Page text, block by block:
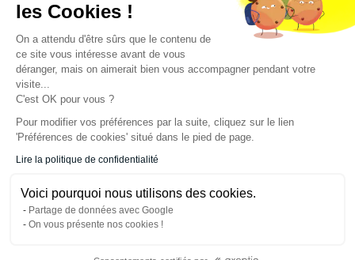
les Cookies !
On a attendu d'être sûrs que le contenu de
ce site vous intéresse avant de vous
déranger, mais on aimerait bien vous accompagner pendant votre
visite...
C'est OK pour vous ?
Pour modifier vos préférences par la suite, cliquez sur le lien
'Préférences de cookies' situé dans le pied de page.
Lire la politique de confidentialité
Voici pourquoi nous utilisons des cookies.
Partage de données avec Google
On vous présente nos cookies !
Enregistrez vous à la newsletter
Restez à l'actualité sur nos produits et les offres du
moment
NOS SERVICES
INFORMATIONS
CONTACT